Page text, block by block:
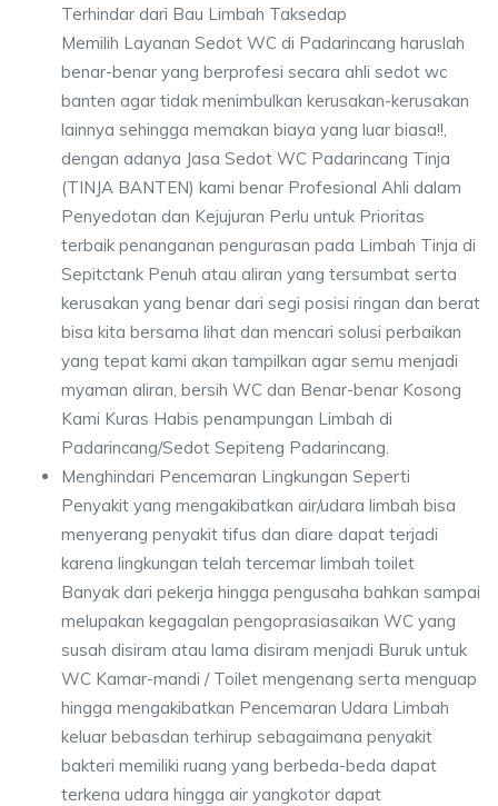
Terhindar dari Bau Limbah Taksedap
Memilih Layanan Sedot WC di Padarincang haruslah
benar-benar yang berprofesi secara ahli sedot wc
banten agar tidak menimbulkan kerusakan-kerusakan
lainnya sehingga memakan biaya yang luar biasa!!,
dengan adanya Jasa Sedot WC Padarincang Tinja
(TINJA BANTEN) kami benar Profesional Ahli dalam
Penyedotan dan Kejujuran Perlu untuk Prioritas
terbaik penanganan pengurasan pada Limbah Tinja di
Sepitctank Penuh atau aliran yang tersumbat serta
kerusakan yang benar dari segi posisi ringan dan berat
bisa kita bersama lihat dan mencari solusi perbaikan
yang tepat kami akan tampilkan agar semu menjadi
myaman aliran, bersih WC dan Benar-benar Kosong
Kami Kuras Habis penampungan Limbah di
Padarincang/Sedot Sepiteng Padarincang.
Menghindari Pencemaran Lingkungan Seperti
Penyakit yang mengakibatkan air/udara limbah bisa
menyerang penyakit tifus dan diare dapat terjadi
karena lingkungan telah tercemar limbah toilet
Banyak dari pekerja hingga pengusaha bahkan sampai
melupakan kegagalan pengoprasiasaikan WC yang
susah disiram atau lama disiram menjadi Buruk untuk
WC Kamar-mandi / Toilet mengenang serta menguap
hingga mengakibatkan Pencemaran Udara Limbah
keluar bebasdan terhirup sebagaimana penyakit
bakteri memiliki ruang yang berbeda-beda dapat
terkena udara hingga air yangkotor dapat